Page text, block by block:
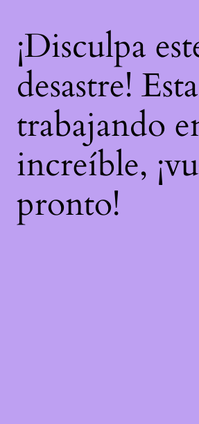
¡Disculpa
desastre!
trabajando
increíble,
pronto!